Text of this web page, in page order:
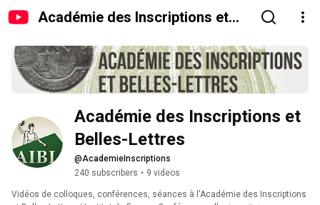
Académie des Inscriptions et
Académie des Inscriptions et
Belles-Lettres
@AcademieInscriptions
240 subscribers • 9 videos
Vidéos de colloques, conférences, séances à l'Académie des Inscriptions